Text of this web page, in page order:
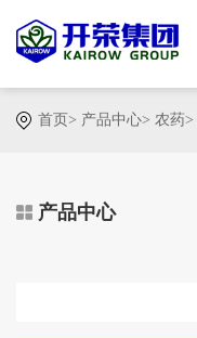
首页 > 产品中心> 农药>
产品中心